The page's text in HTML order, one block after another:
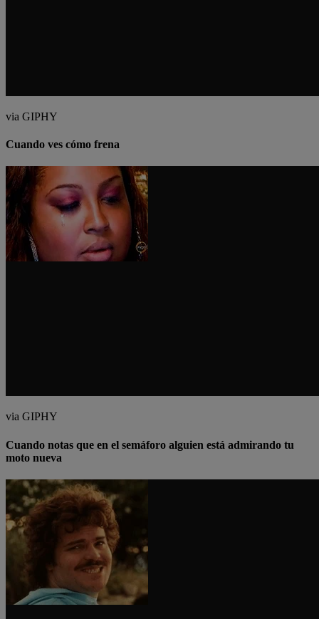
via GIPHY
Cuando ves cómo frena
via GIPHY
Cuando notas que en el semáforo alguien está admirando tu
moto nueva